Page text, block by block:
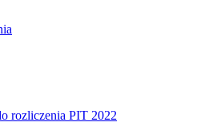
rozliczenia PIT 2022